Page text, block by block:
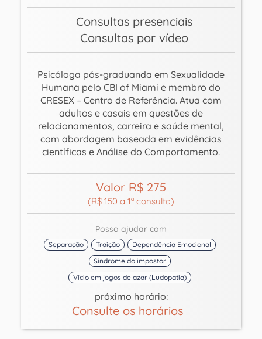
Consultas presenciais
Consultas por vídeo
Psicóloga pós-graduanda em Sexualidade
Humana pelo CBI of Miami e membro do
CRESEX – Centro de Referência. Atua com
adultos e casais em questões de
relacionamentos, carreira e saúde mental,
com abordagem baseada em evidências
científicas e Análise do Comportamento.
Valor R$ 275
(R$ 150 a 1ª consulta)
Posso ajudar com
Separação Traição
Dependência Emocional
Síndrome do impostor
Vício em jogos de azar (Ludopatia)
próximo horário:
Consulte os horários